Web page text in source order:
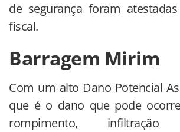
de segurança foram
fiscal.
Barragem Mirim
Com um alto Dano Potencial
que é o dano que pode
rompimento,